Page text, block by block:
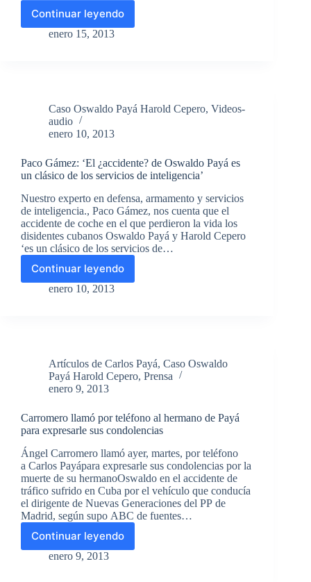
Continuar leyendo
Fernando
Maura
democracia
a
Cuba
puede
depender
las
rebajas
de
enero
de
Margallo»
enero 15, 2013
Caso Oswaldo Payá Harold Cepero, Videos-
audio
enero 10, 2013
Paco Gámez: ‘El ¿accidente? de Oswaldo Payá es
un clásico de los servicios de inteligencia’
Nuestro experto en defensa, armamento y servicios
de inteligencia., Paco Gámez, nos cuenta que el
accidente de coche en el que perdieron la vida los
disidentes cubanos Oswaldo Payá y Harold Cepero
‘es un clásico de los servicios de…
Continuar leyendo
Paco
Gámez:
es
un
clásico
los
servicios
inteligencia’
enero 10, 2013
Artículos de Carlos Payá, Caso Oswaldo
Payá Harold Cepero, Prensa
enero 9, 2013
Carromero llamó por teléfono al hermano de Payá
para expresarle sus condolencias
Ángel Carromero llamó ayer, martes, por teléfono
a Carlos Payápara expresarle sus condolencias por la
muerte de su hermanoOswaldo en el accidente de
tráfico sufrido en Cuba por el vehículo que conducía
el dirigente de Nuevas Generaciones del PP de
Madrid, según supo ABC de fuentes…
Continuar leyendo
Carromero
llamó
enero 9, 2013